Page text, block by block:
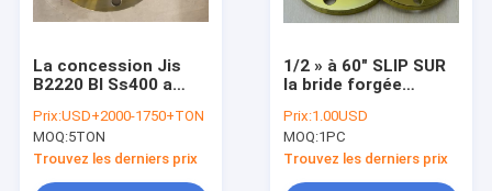
La concession Jis
B2220 Bl Ss400 a
acier 16k
Prix:USD+2000-1750+TON
MOQ:5TON
Trouvez les derniers prix
1/2 » à 60" SLIP SUR
la bride forgée
10K SS400 SUS304
SUS316 de tuyau
d'acier
Prix:1.00USD
MOQ:1PC
Trouvez les derniers prix